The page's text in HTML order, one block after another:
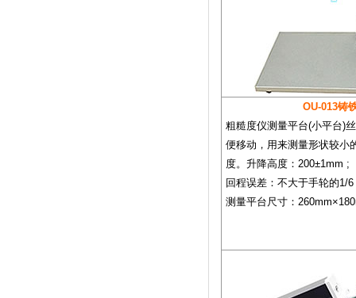
OU-013铸
粗糙度仪测量平台(小平台)
便移动，用来测量形状较小
度。升降高度：200±1mm ;
回程误差：不大于手轮的1/
测量平台尺寸：